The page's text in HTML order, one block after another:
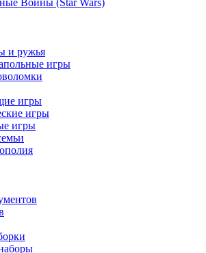
Войны (Star Wars)
и ружья
игры
игры
игры
игры